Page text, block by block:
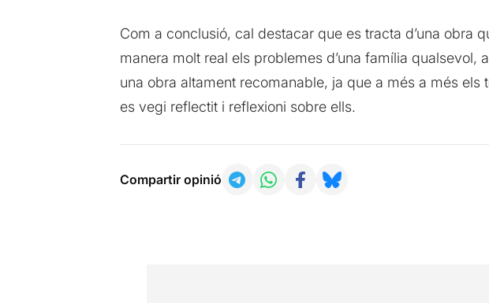
Com a conclusió, cal destacar que es tracta d’una obra
manera molt real els problemes d’una família
una obra altament recomanable, ja que a més a més
es vegi reflectit i reflexioni sobre ells.
Compartir opinió